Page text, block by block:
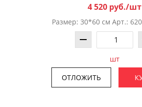
4 520 руб./шт
Размер: 30*60 см Арт.:
шт
ОТЛОЖИТЬ